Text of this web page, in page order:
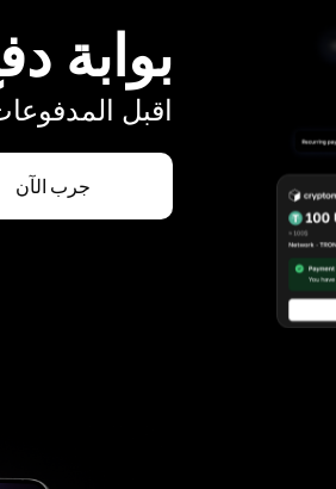
بوابة
اقبل المدفوعات
جرب الآن